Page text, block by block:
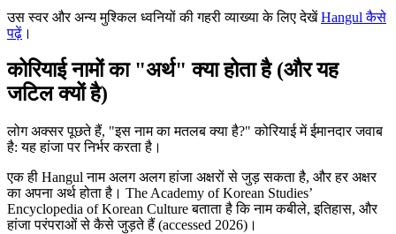
उस स्वर और अन्य मुश्किल ध्वनियों की गहरी व्याख्या के लिए देखेंHangul कैसे
पढ़ें ।
कोरियाई नामों का "अर्थ" क्या होता है (और यह
जटिल क्यों है)
लोग अक्सर पूछते हैं, "इस नाम का मतलब क्या है?" कोरियाई में ईमानदार जवाब
है: यह हांजा पर निर्भर करता है।
एक ही Hangul नाम अलग अलग हांजा अक्षरों से जुड़ सकता है, और हर अक्षर
का अपना अर्थ होता है। The Academy of Korean Studies’
Encyclopedia of Korean Culture बताता है कि नाम कबीले, इतिहास, और
हांजा परंपराओं से कैसे जुड़ते हैं (accessed 2026)।